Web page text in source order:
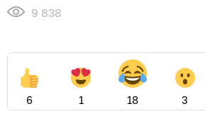
9 838
6 1 18 3